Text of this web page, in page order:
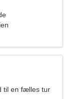
til en fælles tur